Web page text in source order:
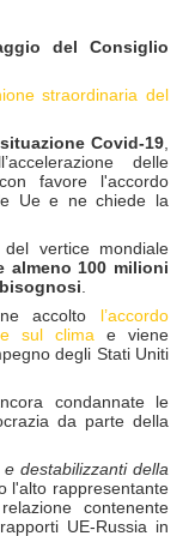
del Consiglio
straordinaria del
situazione Covid-19
delle
favore l'accordo
Ue e ne chiede la
vertice mondiale
almeno 100 milioni
accolto l’accordo
sul clima e viene
degli Stati Uniti
condannate le
da parte della
destabilizzanti della
l'alto rappresentante
contenente
UE-Russia in